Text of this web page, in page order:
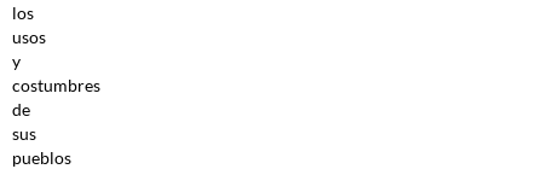
los
usos
y
costumbres
de
sus
pueblos